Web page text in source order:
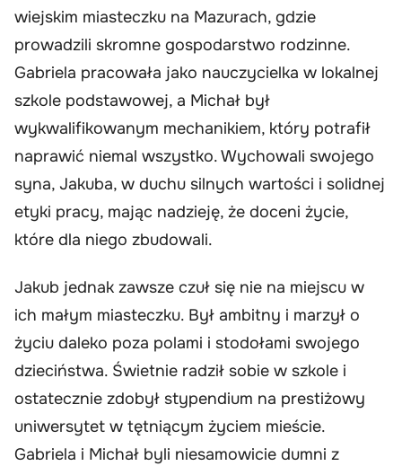
wiejskim miasteczku na Mazurach, gdzie
prowadzili skromne gospodarstwo rodzinne.
Gabriela pracowała jako nauczycielka w lokalnej
szkole podstawowej, a Michał był
wykwalifikowanym mechanikiem, który potrafił
naprawić niemal wszystko. Wychowali swojego
syna, Jakuba, w duchu silnych wartości i solidnej
etyki pracy, mając nadzieję, że doceni życie,
które dla niego zbudowali.
Jakub jednak zawsze czuł się nie na miejscu w
ich małym miasteczku. Był ambitny i marzył o
życiu daleko poza polami i stodołami swojego
dzieciństwa. Świetnie radził sobie w szkole i
ostatecznie zdobył stypendium na prestiżowy
uniwersytet w tętniącym życiem mieście.
Gabriela i Michał byli niesamowicie dumni z